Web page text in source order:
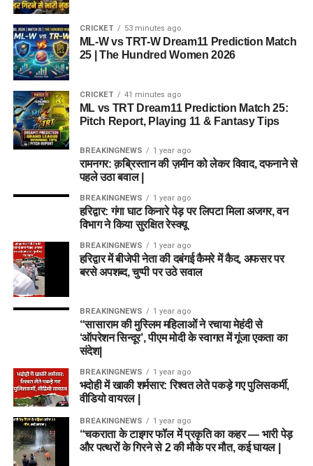
CRICKET 53 minutes ago
ML-W vs TRT-W Dream11 Prediction Match
25 | The Hundred Women 2026
CRICKET 41 minutes ago
ML vs TRT Dream11 Prediction Match 25:
Pitch Report, Playing 11 & Fantasy Tips
BREAKINGNEWS 1 year ago
रामनगर: क़ब्रिस्तान की ज़मीन को लेकर विवाद, दफनाने से
पहले उठा बवाल |
BREAKINGNEWS 1 year ago
हरिद्वार: गंगा घाट किनारे पेड़ पर लिपटा मिला अजगर, वन
विभाग ने किया सुरक्षित रेस्क्यू
BREAKINGNEWS 1 year ago
हरिद्वार में बीजेपी नेता की दबंगई कैमरे में कैद, अफसर पर
बरसे अपशब्द, चुप्पी पर उठे सवाल
BREAKINGNEWS 1 year ago
“सासाराम की मुस्लिम महिलाओं ने रचाया मेहंदी से
‘ऑपरेशन सिन्दूर’, पीएम मोदी के स्वागत में गूंजा एकता का
संदेश|
BREAKINGNEWS 1 year ago
भदोही में खाकी शर्मसार: रिश्वत लेते पकड़े गए पुलिसकर्मी,
वीडियो वायरल |
BREAKINGNEWS 1 year ago
“चकराता के टाइगर फॉल में प्रकृति का कहर — भारी पेड़
और पत्थरों के गिरने से 2 की मौके पर मौत, कई घायल |